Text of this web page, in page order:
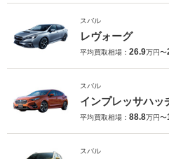
スバル
レヴォーグ
平均買取相場： 26.9万円〜
スバル
インプレッサハッ
平均買取相場： 88.8万円〜
スバル